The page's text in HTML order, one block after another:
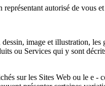
autorisé de vous
image et illustration,
ou Services qui y sont
sur les Sites Web ou le e